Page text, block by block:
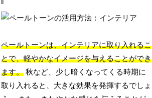
ペールトーンは、インテリアに取り入れるこ
とで、軽やかなイメージを与えることができ
ます。 秋など、少し暗くなってくる時期に
取り入れると、大きな効果を発揮するでしょ